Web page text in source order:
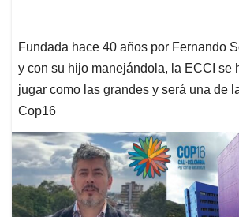
Fundada hace 40 años por Fernando
y con su hijo manejándola, la ECCI se
jugar como las grandes y será una de
Cop16